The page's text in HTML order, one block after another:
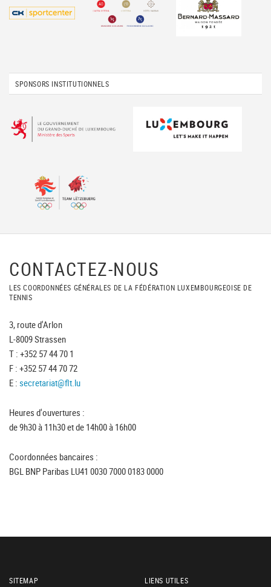
SPONSORS INSTITUTIONNELS
CONTACTEZ-NOUS
LES COORDONNÉES GÉNÉRALES DE LA FÉDÉRATION LUXEMBOURGEOISE DE
TENNIS
3, route d'Arlon
L-8009 Strassen
T : +352 57 44 70 1
F : +352 57 44 70 72
E : secretariat@flt.lu
Heures d'ouvertures :
de 9h30 à 11h30 et de 14h00 à 16h00
Coordonnées bancaires :
BGL BNP Paribas LU41 0030 7000 0183 0000
SITEMAP LIENS UTILES